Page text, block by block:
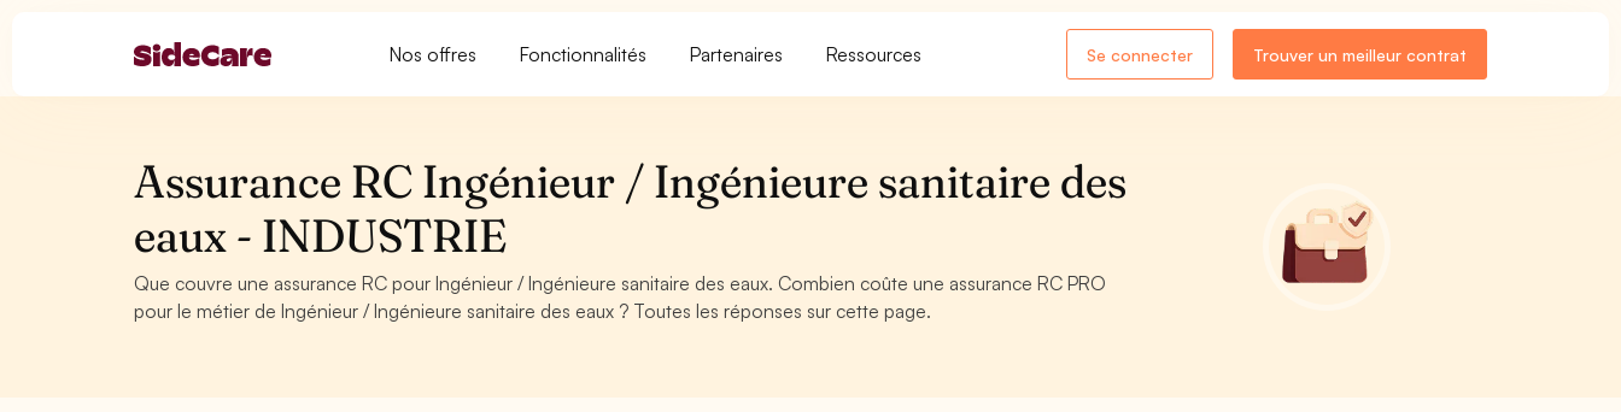
Nos offres Fonctionnalités Partenaires Ressources Se connecter Trouver un meilleur contrat
Assurance RC Ingénieur / Ingénieure sanitaire des
eaux - INDUSTRIE
Que couvre une assurance RC pour Ingénieur / Ingénieure sanitaire des eaux. Combien coûte une assurance RC PRO
pour le métier de Ingénieur / Ingénieure sanitaire des eaux ? Toutes les réponses sur cette page.